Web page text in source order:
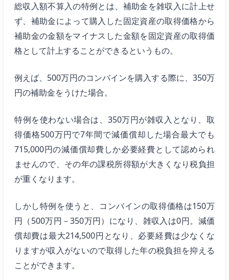
総収入額不算入の特例とは、補助金を雑収入に計上せ
ず、補助金によって購入した固定資産の取得価格から
補助金の金額をマイナスした金額を固定資産の取得価
格として計上することができるというもの。
例えば、500万円のコンバインを購入する際に、350万
円の補助金をうけた場合。
特例を使わない場合は、350万円が雑収入となり、取
得価格500万円で7年間で減価償却した場合最大でも
715,000円の減価償却費しか必要経費として認められ
ませんので、その年の課税所得額が大きくなり税負担
が重くなります。
しかし特例を使うと、コンバインの取得価格は150万
円（500万円－350万円）になり、雑収入は0円。減価
償却費は最大214,500円となり、必要経費は少なくな
りますが収入がないので取得した年の税負担を抑える
ことができます。